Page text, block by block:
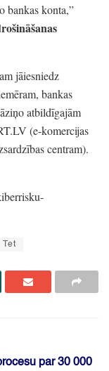
bankas konta,”
jāiesniedz
bankas
atbildīgajām
(e-komercijas
centram).
Tet
par 30 000